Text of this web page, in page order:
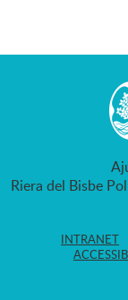
Riera del Bisbe
INTRANET